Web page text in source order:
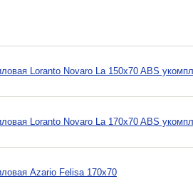
Loranto Novaro La 150x70 ABS
Loranto Novaro La 170x70 ABS
Azario Felisa 170x70